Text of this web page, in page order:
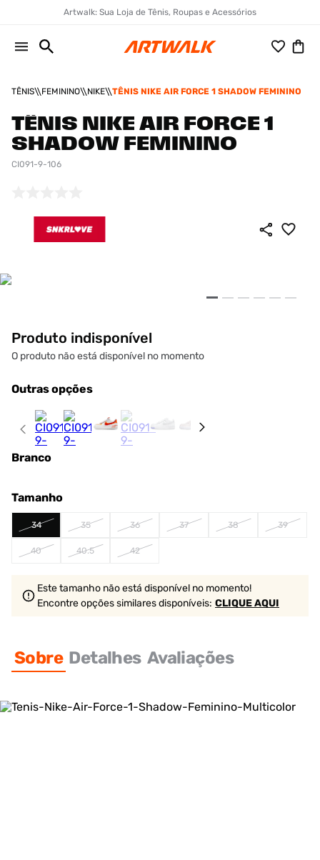
Artwalk: Sua Loja de Tênis, Roupas e Acessórios
TÊNIS FEMININO NIKE TÊNIS NIKE AIR FORCE 1 SHADOW FEMININO
TÊNIS NIKE AIR FORCE 1
SHADOW FEMININO
CI091-9-106
Produto indisponível
O produto não está disponível no momento
Outras opções
Branco
Tamanho
34 35 36 37 38 39
40 40.5 42
Este tamanho não está disponível no momento!
Encontre opções similaresdisponíveis: CLIQUE AQUI
Sobre Detalhes Avaliações